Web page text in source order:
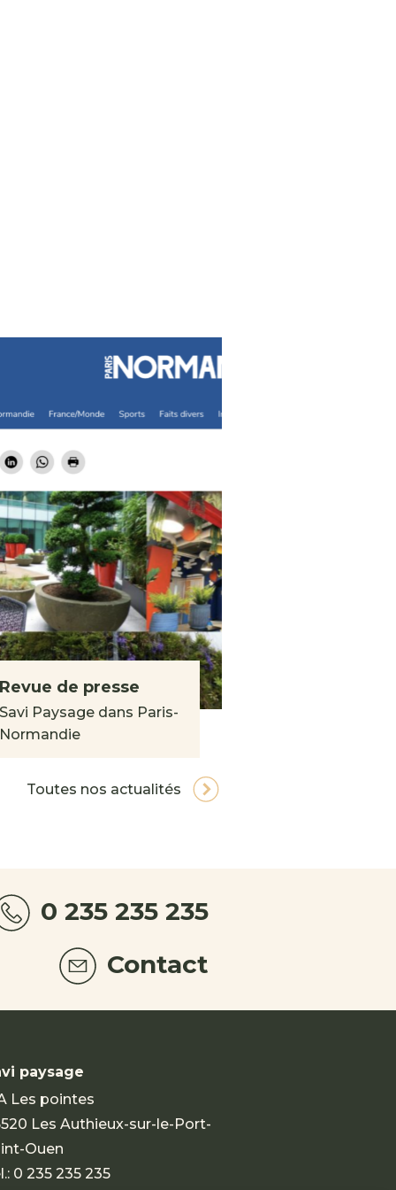
Revue de presse
Savi Paysage dans Paris-
Normandie
Toutes nos actualités
0 235 235 235
Contact
paysage
Les pointes
Les Authieux-sur-le-Port-
Ouen
0 235 235 235